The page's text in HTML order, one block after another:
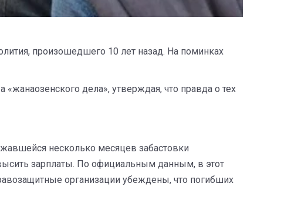
произошедшего 10 лет назад. На поминках
дела», утверждая, что правда о тех
несколько месяцев забастовки
зарплаты. По официальным данным, в этот
организации убеждены, что погибших